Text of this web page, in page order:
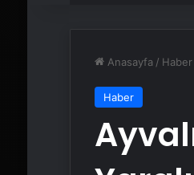
Anasayfa / Haber
Haber